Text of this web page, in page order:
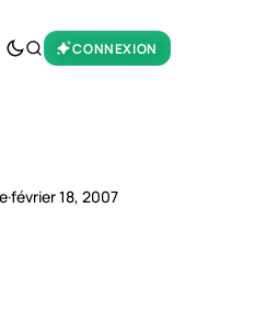
CONNEXION
·février 18, 2007